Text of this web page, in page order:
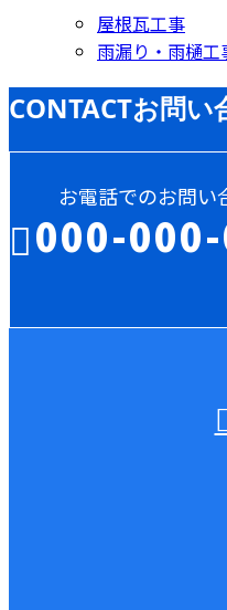
屋根瓦工事
雨漏り・雨樋工
CONTACTお問い
お電話でのお問い
000-